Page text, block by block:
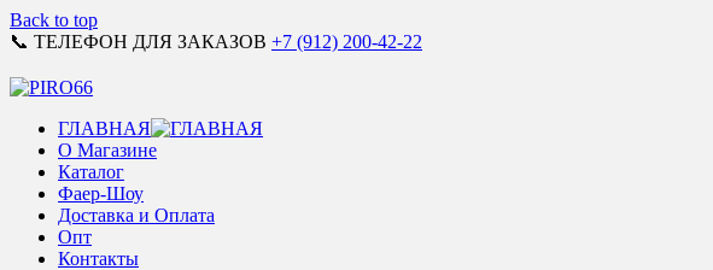
Back to top
📞 ТЕЛЕФОН ДЛЯ ЗАКАЗОВ +7 (912) 200-42-22
ГЛАВНАЯ
О Магазине
Каталог
Фаер-Шоу
Доставка и Оплата
Опт
Контакты